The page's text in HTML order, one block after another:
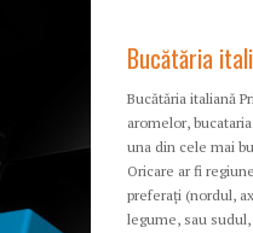
Bucătăria
Bucătăria italiană
aromelor,
una din cele mai
Oricare ar fi
preferați (nordul,
legume, sau